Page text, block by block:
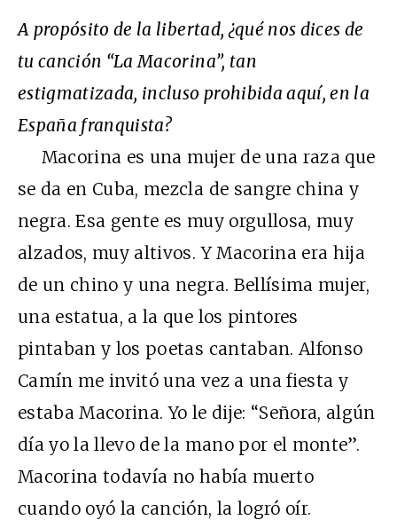
A propósito de la libertad, ¿qué nos dices de
tu canción “La Macorina”, tan
estigmatizada, incluso prohibida aquí, en la
España franquista?
Macorina es una mujer de una raza que
se da en Cuba, mezcla de sangre china y
negra. Esa gente es muy orgullosa, muy
alzados, muy altivos. Y Macorina era hija
de un chino y una negra. Bellísima mujer,
una estatua, a la que los pintores
pintaban y los poetas cantaban. Alfonso
Camín me invitó una vez a una fiesta y
estaba Macorina. Yo le dije: “Señora, algún
día yo la llevo de la mano por el monte”.
Macorina todavía no había muerto
cuando oyó la canción, la logró oír.